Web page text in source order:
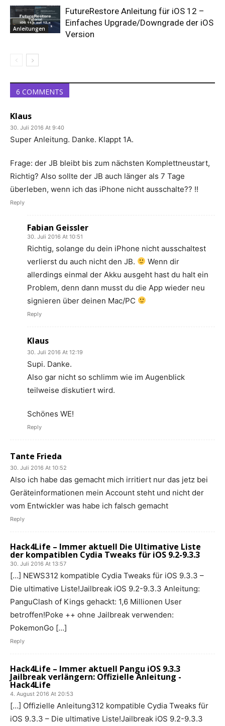
Anleitungen
FutureRestore Anleitung für iOS 12 –
Einfaches Upgrade/Downgrade der iOS
Version
6 COMMENTS
Klaus
30. Juli 2016 At 9:40
Super Anleitung. Danke. Klappt 1A.
Frage: der JB bleibt bis zum nächsten Komplettneustart,
Richtig? Also sollte der JB auch länger als 7 Tage
überleben, wenn ich das iPhone nicht ausschalte?? !!
Reply
Fabian Geissler
30. Juli 2016 At 10:51
Richtig, solange du dein iPhone nicht ausschaltest
verlierst du auch nicht den JB.
Wenn dir
allerdings einmal der Akku ausgeht hast du halt ein
Problem, denn dann musst du die App wieder neu
signieren über deinen Mac/PC
Reply
Klaus
30. Juli 2016 At 12:19
Supi. Danke.
Also gar nicht so schlimm wie im Augenblick
teilweise diskutiert wird.
Schönes WE!
Reply
Tante Frieda
30. Juli 2016 At 10:52
Also ich habe das gemacht mich irritiert nur das jetz bei
Geräteinformationen mein Account steht und nicht der
vom Entwickler was habe ich falsch gemacht
Reply
Hack4Life – Immer aktuell Die Ultimative Liste
der kompatiblen Cydia Tweaks für iOS 9.2-9.3.3
30. Juli 2016 At 13:57
[…] NEWS312 kompatible Cydia Tweaks für iOS 9.3.3 –
Die ultimative Liste!Jailbreak iOS 9.2-9.3.3 Anleitung:
PanguClash of Kings gehackt: 1,6 Millionen User
betroffen!Poke ++ ohne Jailbreak verwenden:
PokemonGo […]
Reply
Hack4Life – Immer aktuell Pangu iOS 9.3.3
Jailbreak verlängern: Offizielle Anleitung -
Hack4Life
4. August 2016 At 20:53
[…] Offizielle Anleitung312 kompatible Cydia Tweaks für
iOS 9.3.3 – Die ultimative Liste!Jailbreak iOS 9.2-9.3.3